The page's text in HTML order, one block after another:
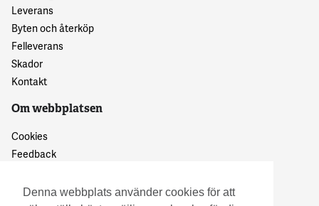
Denna webbplats använder cookies för att
Leverans
Byten och återköp
Felleverans
Skador
Kontakt
Om webbplatsen
Cookies
Feedback